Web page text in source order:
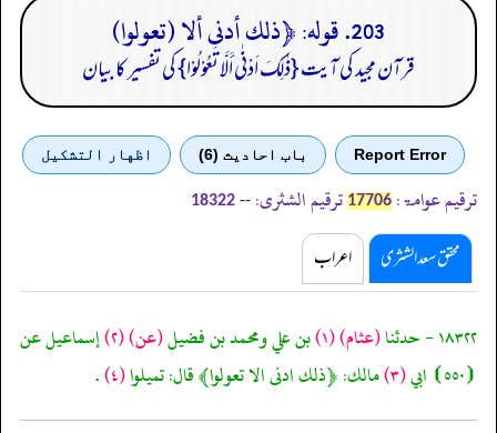
203. قوله: ﴿ذلك أدنى ألا (تعولوا)
قرآن مجید کی آیت {ذٰلِکَ اَدْنٰی أَلَّا تَعُوْلُوْا} کی تفسیر کا بیان
Report Error باب احادیث (6) اظهار التشكيل
ترقیم عوامۃ: 17706 ترقیم الشثری: --
18322
محقق سعد الشثری اعراب
١٨٣٢٢ - حدثنا (عثام)(١) بن علي ومحمد بن فضيل(عن)(٢) إسماعيل عن
⦗٥٥٠⦘ ابي
(٣) مالك: ﴿ذلك ادنى الا تعولوا﴾ قال: تميلوا(٤) .